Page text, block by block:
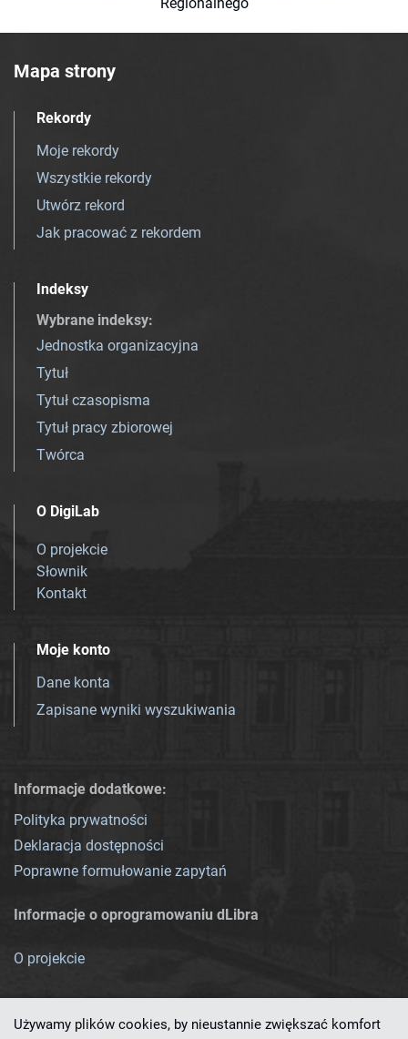
Mapa strony
Rekordy
Moje rekordy
Wszystkie rekordy
Utwórz rekord
Jak pracować z rekordem
Indeksy
Wybrane indeksy:
Jednostka organizacyjna
Tytuł
Tytuł czasopisma
Tytuł pracy zbiorowej
Twórca
O DigiLab
O projekcie
Słownik
Kontakt
Moje konto
Dane konta
Zapisane wyniki wyszukiwania
Informacje dodatkowe:
Polityka prywatności
Deklaracja dostępności
Poprawne formułowanie zapytań
Informacje o oprogramowaniu dLibra
O projekcie
Używamy plików cookies, by nieustannie zwiększać komfort